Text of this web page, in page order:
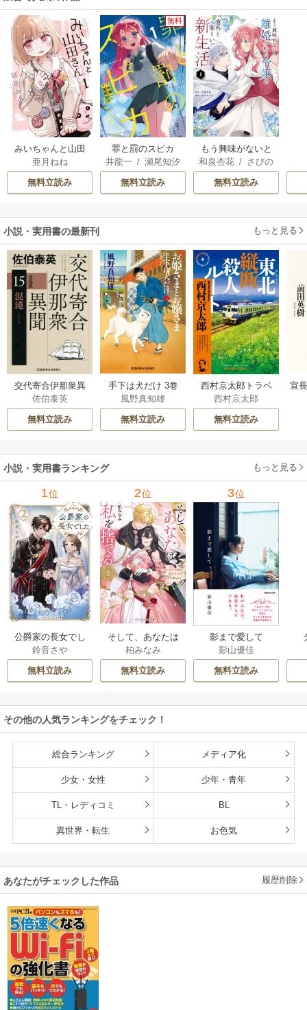
みいちゃんと山田
さん
亜月ねね
無料立読み
無料
罪と罰のスピカ
井龍一 /瀬尾知汐
無料立読み
もう興味がないと
離婚された令嬢の
意外と楽しい新生
活
和泉杏花 / さびの
ぶち
無料立読み
小説・実用書の最新刊 もっと見る
交代寄合伊那衆異
聞 15巻
佐伯泰英
無料立読み
手下は犬だけ 3巻
風野真知雄
無料立読み
西村京太郎トラベ
ルミステリー・セ
レクション 2巻
西村京太郎
無料立読み
宣
小説・実用書ランキング もっと見る
1位
公爵家の長女でし
た
鈴音さや
無料立読み
2位
そして、あなたは
私を捨てる
柏みなみ
無料立読み
3位
影まで愛して
影山優佳
無料立読み
その他の人気ランキングをチェック！
総合ランキング メディア化
少女・女性 少年・青年
TL・レディコミ BL
異世界・転生 お色気
あなたがチェックした作品 履歴削除